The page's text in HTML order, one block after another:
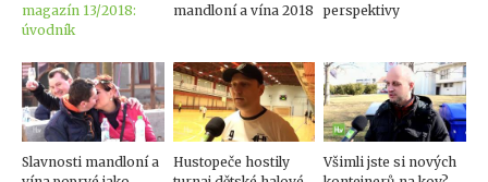
magazín 13/2018:
úvodník
mandloní a vína 2018
perspektivy
Slavnosti mandloní a
Hustopeče hostily
Všimli jste si nových